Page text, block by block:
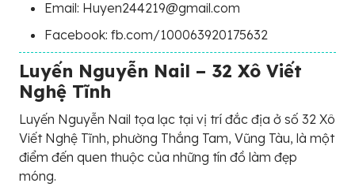
Email: Huyen244219@gmail.com
Facebook: fb.com/100063920175632
Luyến Nguyễn Nail – 32 Xô Viết
Nghệ Tĩnh
Luyến Nguyễn Nail tọa lạc tại vị trí đắc địa ở số 32 Xô
Viết Nghệ Tĩnh, phường Thắng Tam, Vũng Tàu, là một
điểm đến quen thuộc của những tín đồ làm đẹp
móng.